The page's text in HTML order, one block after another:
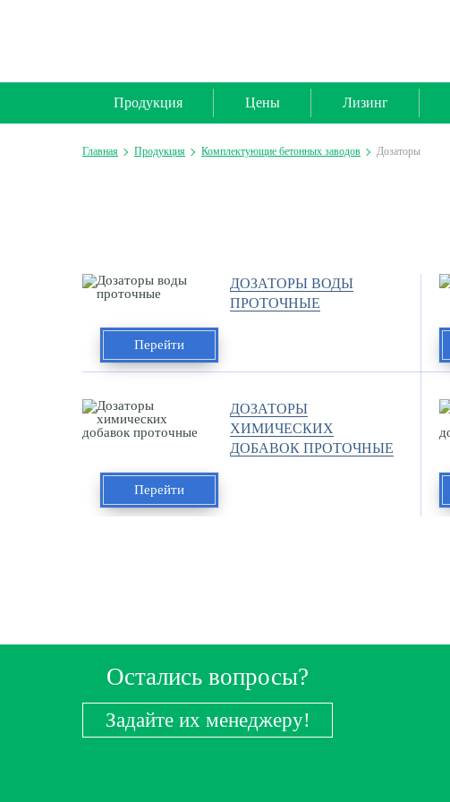
Продукция Цены Лизинг
Главная Продукция Комплектующие бетонных заводов Дозаторы
ДОЗАТОРЫ ВОДЫ
ПРОТОЧНЫЕ
Перейти
ДОЗАТОРЫ
ХИМИЧЕСКИХ
ДОБАВОК ПРОТОЧНЫЕ
Перейти
Остались вопросы?
Задайте их менеджеру!